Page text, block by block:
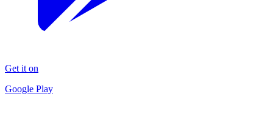
Get it on
Google Play